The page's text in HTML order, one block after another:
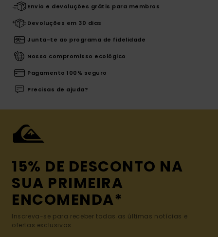
Envio e devoluções grátis para membros
Devoluções em 30 dias
Junta-te ao programa de fidelidade
Nosso compromisso ecológico
Pagamento 100% seguro
Precisas de ajuda?
15% DE DESCONTO NA
SUA PRIMEIRA
ENCOMENDA*
Inscreva-se para receber todas as últimas notícias e
ofertas exclusivas.